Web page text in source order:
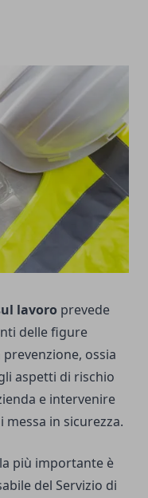
lavoro prevede
delle figure
ossia
aspetti di rischio
e intervenire
in sicurezza.
più importante è
del Servizio di